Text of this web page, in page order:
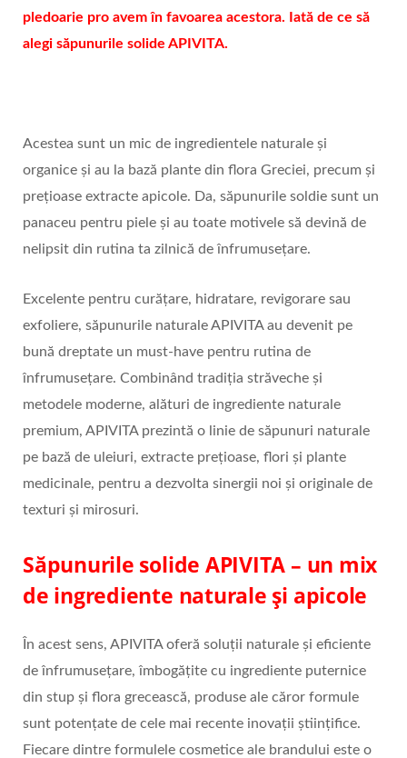
pledoarie pro avem în favoarea acestora. Iată de ce să
alegi săpunurile solide APIVITA.
Acestea sunt un mic de ingredientele naturale și
organice și au la bază plante din flora Greciei, precum și
prețioase extracte apicole. Da, săpunurile soldie sunt un
panaceu pentru piele și au toate motivele să devină de
nelipsit din rutina ta zilnică de înfrumusețare.
Excelente pentru curățare, hidratare, revigorare sau
exfoliere, săpunurile naturale APIVITA au devenit pe
bună dreptate un must-have pentru rutina de
înfrumusețare. Combinând tradiția străveche și
metodele moderne, alături de ingrediente naturale
premium, APIVITA prezintă o linie de săpunuri naturale
pe bază de uleiuri, extracte prețioase, flori și plante
medicinale, pentru a dezvolta sinergii noi și originale de
texturi și mirosuri.
Săpunurile solide APIVITA – un mix
de ingrediente naturale și apicole
În acest sens, APIVITA oferă soluții naturale și eficiente
de înfrumusețare, îmbogățite cu ingrediente puternice
din stup și flora grecească, produse ale căror formule
sunt potențate de cele mai recente inovații științifice.
Fiecare dintre formulele cosmetice ale brandului este o